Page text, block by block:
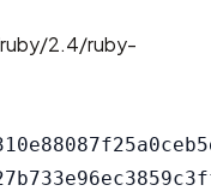
2.4/ruby-